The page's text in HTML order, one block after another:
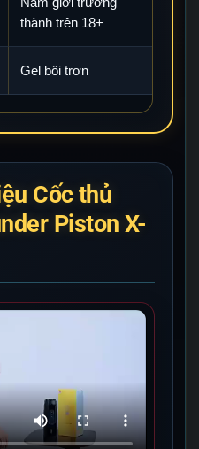
thành trên 18+
Gel bôi trơn
Cốc thủ
Piston X-